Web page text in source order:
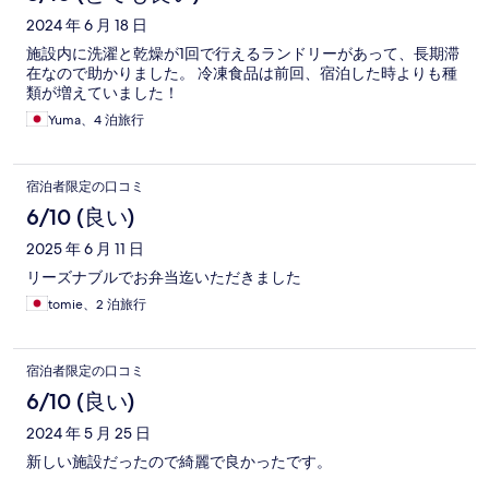
2024 年 6 月 18 日
施設内に洗濯と乾燥が1回で行えるランドリーがあって、長期滞
在なので助かりました。 冷凍食品は前回、宿泊した時よりも種
類が増えていました！
Yuma、4 泊旅行
宿泊者限定の口コミ
6/10 (良い)
2025 年 6 月 11 日
リーズナブルでお弁当迄いただきました
tomie、2 泊旅行
宿泊者限定の口コミ
6/10 (良い)
2024 年 5 月 25 日
新しい施設だったので綺麗で良かったです。